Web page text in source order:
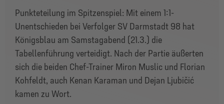
Punkteteilung im Spitzenspiel: Mit einem 1:1-
Unentschieden bei Verfolger SV Darmstadt 98 hat
Königsblau am Samstagabend (21.3.) die
Tabellenführung verteidigt. Nach der Partie äußerten
sich die beiden Chef-Trainer Miron Muslic und Florian
Kohfeldt, auch Kenan Karaman und Dejan Ljubičić
kamen zu Wort.